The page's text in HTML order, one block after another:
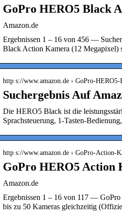
GoPro HERO5 Black
Amazon.de
Ergebnissen 1 – 16 von 456 —
Black Action Kamera (12 Megapixel)
http s://www.amazon.de › GoPro-
Suchergebnis Auf
Die HERO5 Black ist die
Sprachsteuerung, 1-Tasten-
http s://www.amazon.de › GoPro-Action-
GoPro HERO5 Action
Amazon.de
Ergebnissen 1 – 16 von 117 —
bis zu 50 Kameras gleichzeitig